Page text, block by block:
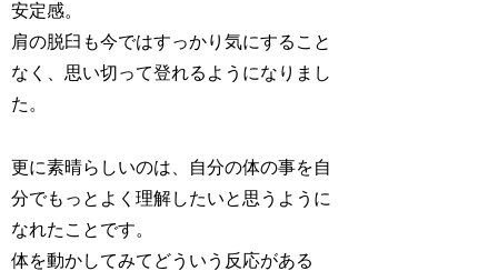
安定感。
肩の脱臼も今ではすっかり気にすること
なく、思い切って登れるようになりまし
た。
更に素晴らしいのは、自分の体の事を自
分でもっとよく理解したいと思うように
なれたことです。
体を動かしてみてどういう反応がある